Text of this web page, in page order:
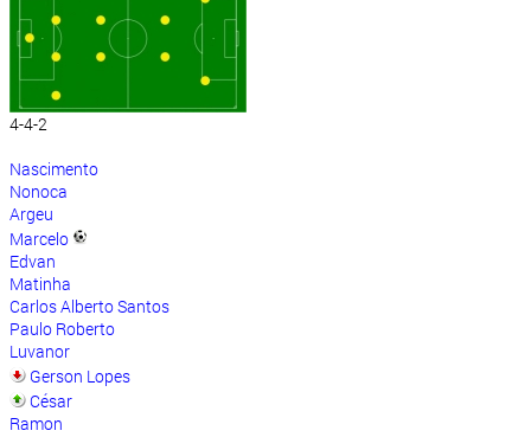
4-4-2
Nascimento
Nonoca
Argeu
Marcelo
Edvan
Matinha
Carlos Alberto Santos
Paulo Roberto
Luvanor
Gerson Lopes
César
Ramon